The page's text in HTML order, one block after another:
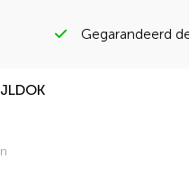
Beoordeeld met een 9